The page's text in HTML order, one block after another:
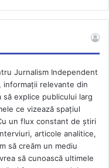
convenționale (1.000 –
10.500 lei) în cazul
Parlamentul a
de lege nr. 347/2021
prin careart. 52
cu un alineat
candidatul la alegeri
la discriminare în
Jurnalism Independent
informații relevante din
să explice publicului larg
ce vizează spațiul
un flux constant de ştiri
articole analitice,
să creăm un mediu
să cunoască ultimele